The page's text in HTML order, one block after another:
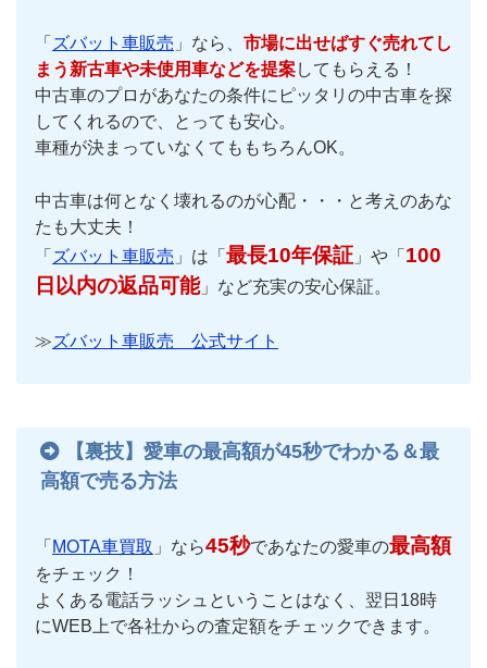
「 ズバット車販売 」なら、 市場に出せばすぐ売れてし
まう新古車や未使用車などを提案してもらえる！
中古車のプロがあなたの条件にピッタリの中古車を探
してくれるので、とっても安心。
車種が決まっていなくてももちろんOK。
中古車は何となく壊れるのが心配・・・と考えのあな
たも大丈夫！
「 ズバット車販売 」は「 最長10年保証 」や「 100
日以内の返品可能」など充実の安心保証。
≫ズバット車販売 公式サイト
【裏技】愛車の最高額が45秒でわかる＆最
高額で売る方法
「 MOTA車買取 」なら45秒であなたの愛車の最高額
をチェック！
よくある電話ラッシュということはなく、翌日18時
にWEB上で各社からの査定額をチェックできます。